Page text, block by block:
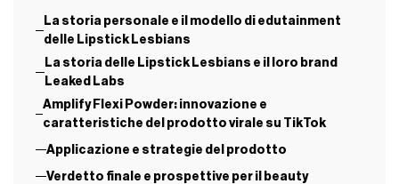
La storia personale e il modello di edutainment
delle Lipstick Lesbians
La storia delle Lipstick Lesbians e il loro brand
Leaked Labs
Amplify Flexi Powder: innovazione e
caratteristiche del prodotto virale su TikTok
Applicazione e strategie del prodotto
Verdetto finale e prospettive per il beauty